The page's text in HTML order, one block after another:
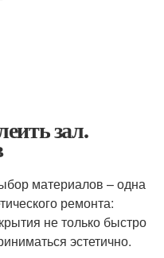
зал.
материалов – одна
ремонта:
не только быстро
эстетично.